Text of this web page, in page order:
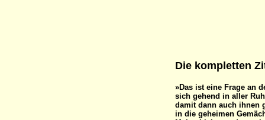
Die kompletten
»Das ist eine Frage an
sich gehend in aller
damit dann auch ihnen
in die geheimen